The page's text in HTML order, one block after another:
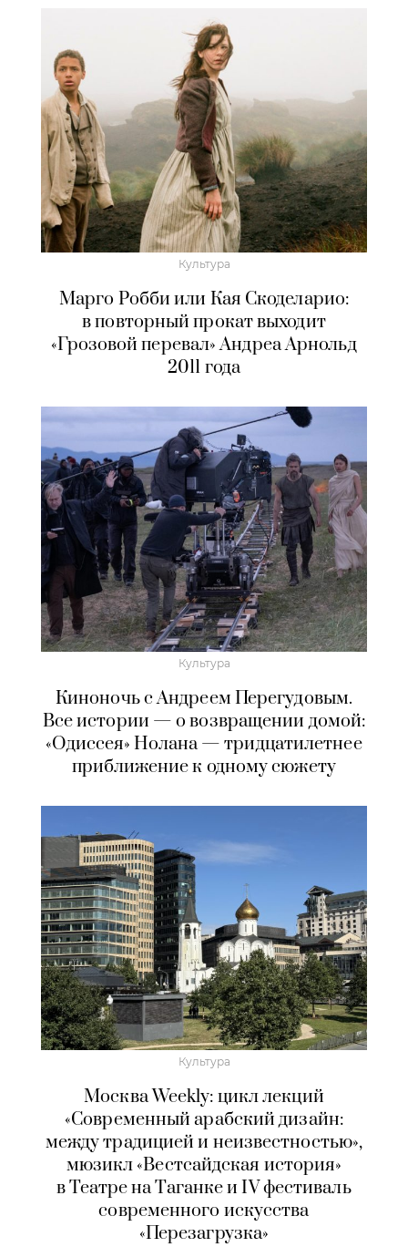
Культура
Марго Робби или Кая Скоделарио:
в повторный прокат выходит
«Грозовой перевал» Андреа Арнольд
2011 года
Культура
Киноночь с Андреем Перегудовым.
Все истории — о возвращении домой:
«Одиссея» Нолана — тридцатилетнее
приближение к одному сюжету
Культура
Москва Weekly: цикл лекций
«Современный арабский дизайн:
между традицией и неизвестностью»,
мюзикл «Вестсайдская история»
в Театре на Таганке и IV фестиваль
современного искусства
«Перезагрузка»